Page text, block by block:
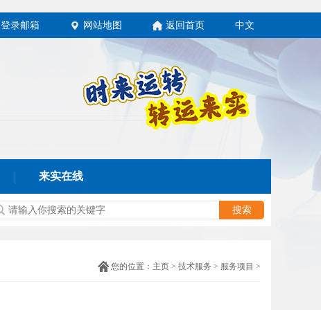
登录邮箱 网站地图 返回首页 中文
来实在线
您的位置： 主页 > 技术服务 > 服务项目 >